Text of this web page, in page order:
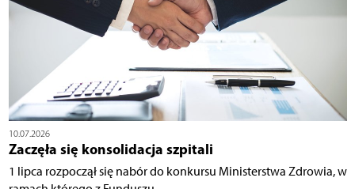
10.07.2026
Zaczęła się konsolidacja szpitali
1 lipca rozpoczął się nabór do konkursu Ministerstwa Zdrowia, w